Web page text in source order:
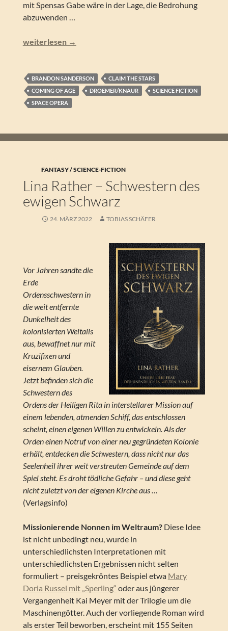
mit Spensas Gabe wäre in der Lage, die Bedrohung
abzuwenden …
Brandon Sanderson – Starsight: Bis zum Ende der
weiterlesen →
BRANDON SANDERSON
CLAIM THE STARS
COMING OF AGE
DROEMER/KNAUR
SCIENCE FICTION
SPACE OPERA
FANTASY / SCIENCE-FICTION
Lina Rather – Schwestern des
ewigen Schwarz
24. MÄRZ 2022 TOBIAS SCHÄFER
Vor Jahren sandte die
Erde
Ordensschwestern in
die weit entfernte
Dunkelheit des
kolonisierten Weltalls
aus, bewaffnet nur mit
Kruzifixen und
eisernem Glauben.
Jetzt befinden sich die
Schwestern des
Ordens der Heiligen Rita in interstellarer Mission auf
einem lebenden, atmenden Schiff, das entschlossen
scheint, einen eigenen Willen zu entwickeln. Als der
Orden einen Notruf von einer neu gegründeten Kolonie
erhält, entdecken die Schwestern, dass nicht nur das
Seelenheil ihrer weit verstreuten Gemeinde auf dem
Spiel steht. Es droht tödliche Gefahr – und diese geht
nicht zuletzt von der eigenen Kirche aus …
(Verlagsinfo)
Missionierende Nonnen im Weltraum?Diese Idee
ist nicht unbedingt neu, wurde in
unterschiedlichsten Interpretationen mit
unterschiedlichsten Ergebnissen nicht selten
formuliert – preisgekröntes Beispiel etwa Mary
Doria Russel mit „Sperling“ oder aus jüngerer
Vergangenheit Kai Meyer mit der Trilogie um die
Maschinengötter. Auch der vorliegende Roman wird
als erster Teil beworben, erscheint mit 155 Seiten